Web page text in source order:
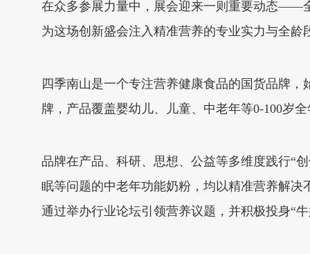
在众多参展力量中，展会迎来一则重要动态——
为这场创新盛会注入精准营养的专业实力与全
四季南山是一个专注营养健康食品的国货品牌
牌，产品覆盖婴幼儿、儿童、中老年等0-100岁
品牌在产品、科研、思想、公益等多维度践行“
眠等问题的中老年功能奶粉，均以精准营养解
通过举办行业论坛引领营养议题，并积极投身“